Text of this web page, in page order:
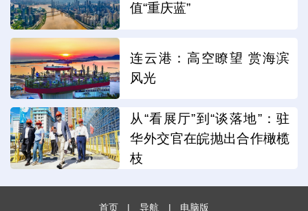
值“重庆蓝”
连云港：高空瞭望 赏海滨
风光
从“看展厅”到“谈落地”：驻
华外交官在皖抛出合作橄榄
枝
首页 | 导航 | 电脑版